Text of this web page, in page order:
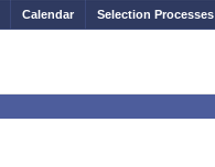
Calendar Selection Processes